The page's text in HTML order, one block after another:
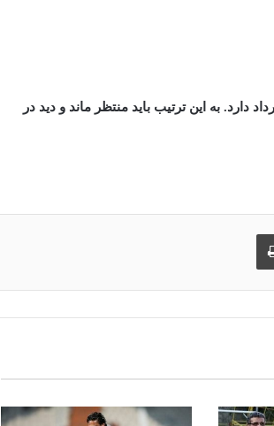
دارد. به این ترتیب باید منتظر ماند و دید در
چاپ